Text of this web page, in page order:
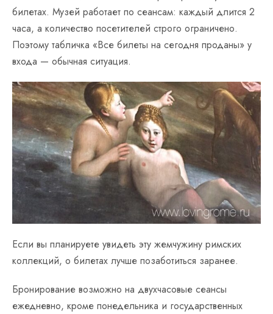
билетах. Музей работает по сеансам: каждый длится 2
часа, а количество посетителей строго ограничено.
Поэтому табличка «Все билеты на сегодня проданы» у
входа — обычная ситуация.
Если вы планируете увидеть эту жемчужину римских
коллекций, о билетах лучше позаботиться заранее.
Бронирование возможно на двухчасовые сеансы
ежедневно, кроме понедельника и государственных